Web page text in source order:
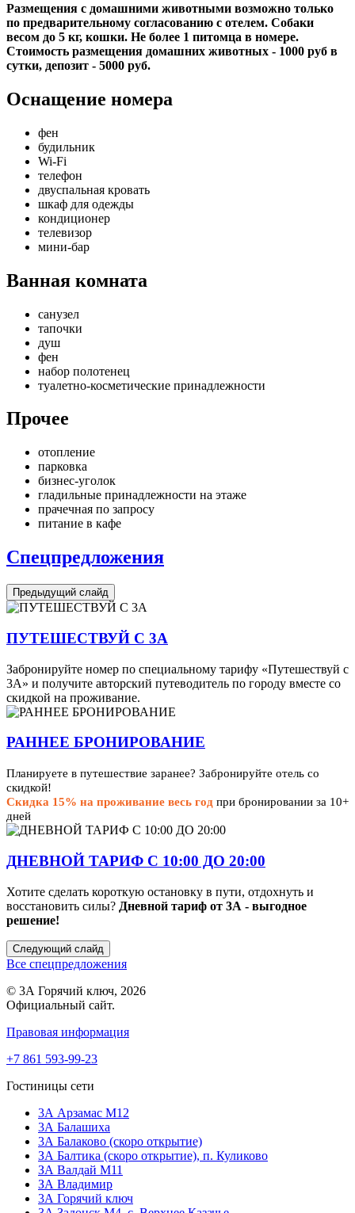
Размещения с домашними животными возможно только
по предварительному согласованию с отелем. Собаки
весом до 5 кг, кошки. Не более 1 питомца в номере.
Стоимость размещения домашних животных - 1000 руб в
сутки, депозит - 5000 руб.
Оснащение номера
фен
будильник
Wi-Fi
телефон
двуспальная кровать
шкаф для одежды
кондиционер
телевизор
мини-бар
Ванная комната
санузел
тапочки
душ
фен
набор полотенец
туалетно-косметические принадлежности
Прочее
отопление
парковка
бизнес-уголок
гладильные принадлежности на этаже
прачечная по запросу
питание в кафе
Спецпредложения
Предыдущий слайд
ПУТЕШЕСТВУЙ С 3А
Забронируйте номер по специальному тарифу «Путешествуй с
3А» и получите авторский путеводитель по городу вместе со
скидкой на проживание.
РАННЕЕ БРОНИРОВАНИЕ
Планируете в путешествие заранее? Забронируйте отель со
скидкой!
Скидка 15% на проживание весь год при бронировании за 10+
дней
ДНЕВНОЙ ТАРИФ С 10:00 ДО 20:00
Хотите сделать короткую остановку в пути, отдохнуть и
восстановить силы? Дневной тариф от 3А - выгодное
решение!
Следующий слайд
Все спецпредложения
© 3А Горячий ключ, 2026
Официальный сайт.
Правовая информация
+7 861 593-99-23
Гостиницы сети
3А Арзамас М12
3А Балашиха
3А Балаково (скоро открытие)
ЗА Балтика (скоро открытие), п. Куликово
ЗА Валдай M11
ЗА Владимир
3А Горячий ключ